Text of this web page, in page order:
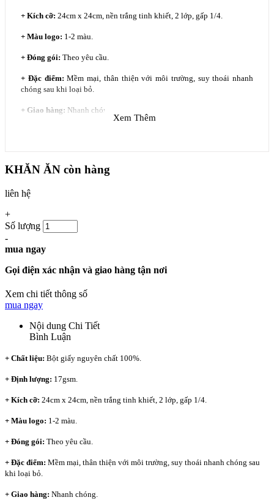
+ Kích cỡ: 24cm x 24cm, nền trắng tinh khiết, 2 lớp, gấp 1/4.
+ Màu logo: 1-2 màu.
+ Đóng gói: Theo yêu cầu.
+ Đặc điểm: Mềm mại, thân thiện với môi trường, suy thoái nhanh
chóng sau khi loại bỏ.
+ Giao hàng: Nhanh chóng.
Xem Thêm
KHĂN ĂN còn hàng
liên hệ
+
Số lượng
-
mua ngay
Gọi điện xác nhận và giao hàng tận nơi
Xem chi tiết thông số
mua ngay
Nội dung Chi Tiết
Bình Luận
+ Chất liệu: Bột giấy nguyên chất 100%.
+ Định lượng: 17gsm.
+ Kích cỡ: 24cm x 24cm, nền trắng tinh khiết, 2 lớp, gấp 1/4.
+ Màu logo: 1-2 màu.
+ Đóng gói: Theo yêu cầu.
+ Đặc điểm: Mềm mại, thân thiện với môi trường, suy thoái nhanh chóng sau
khi loại bỏ.
+ Giao hàng: Nhanh chóng.